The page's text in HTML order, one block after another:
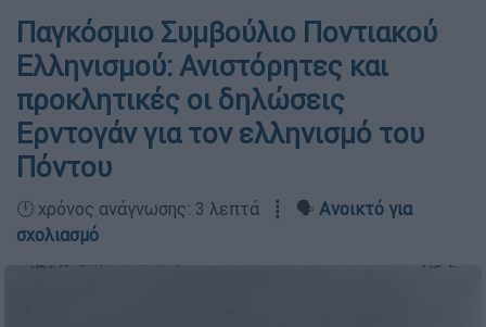
Παγκόσμιο Συμβούλιο Ποντιακού
Ελληνισμού: Ανιστόρητες και
προκλητικές οι δηλώσεις
Ερντογάν για τον ελληνισμό του
Πόντου
🕛 χρόνος ανάγνωσης: 3 λεπτά ┋ 🗣️ Ανοικτό για
σχολιασμό